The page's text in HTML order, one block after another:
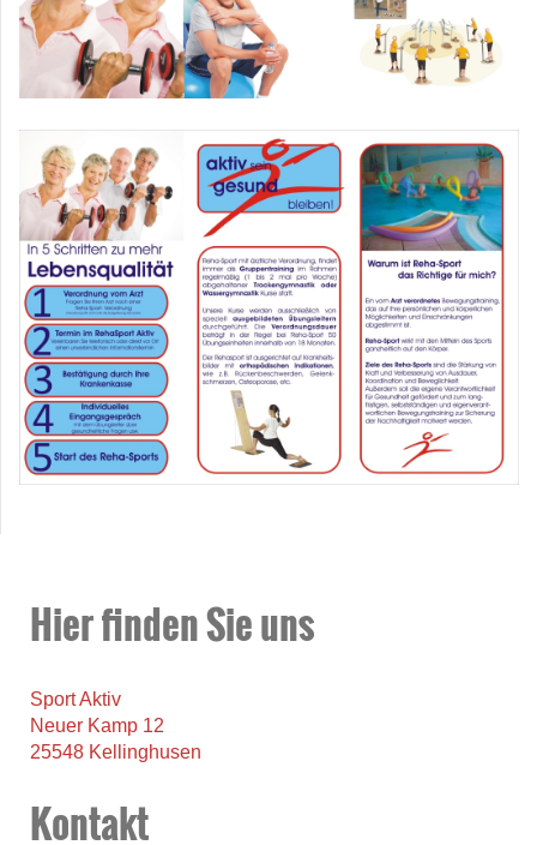
Hier finden Sie uns
Sport Aktiv
Neuer Kamp 12
25548 Kellinghusen
Kontakt